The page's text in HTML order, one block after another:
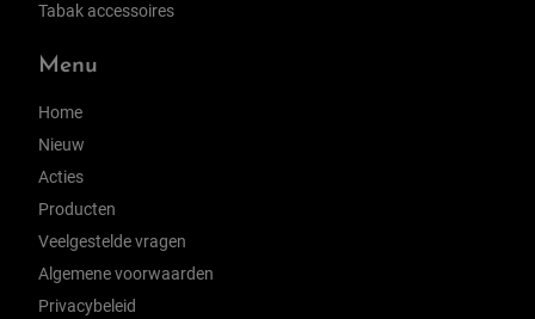
Tabak accessoires
Menu
Home
Nieuw
Acties
Producten
Veelgestelde vragen
Algemene voorwaarden
Privacybeleid